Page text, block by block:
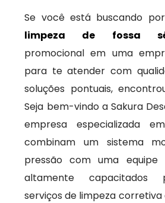
Se você está buscando
limpeza de fossa
promocional em uma
para te atender com
soluções pontuais,
Seja bem-vindo a Sakura
empresa especializada
combinam um sistema
pressão com uma equipe
altamente capacitados
serviços de limpeza